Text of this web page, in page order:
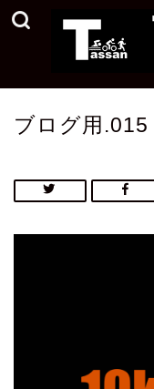
ブログ用.015